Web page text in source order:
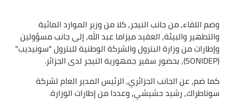
وضم اللقاء, من جانب النيجر, كلا من وزير الموارد المائية
والتطهير والبيئة, العقيد ميزاما عبد الله, إلى جانب مسؤولين
وإطارات من وزارة البترول والشركة الوطنية للبترول "سونيديب"
كما ضم, عن الجانب الجزائري, الرئيس المدير العام لشركة
سوناطراك, رشيد حشيشي, وعددا من إطارات الوزارة.